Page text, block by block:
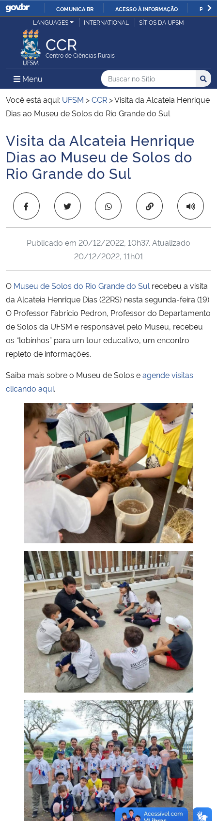
IR
COMUNICA BR ACESSO À INFORMAÇÃO
Ministério da Justiça e Segurança Pública
Ministério da Defesa
Ministério das Relações Exteriores
Ministério da Infraestrutura
Ministério da Agricultura, Pecuária e Abastecimento
Ministério da Educação
Ministério da Ciência, Tecnologia, Inovações e Comunicações
Ministério do Meio Ambiente
Ministério do Turismo
Ministério do Desenvolvimento Regional
Controladoria-Geral da União
Ministério da Mulher, da Família e dos Direitos Humanos
Secretaria-Geral
Secretaria de Governo
Gabinete de Segurança Institucional
Advocacia-Geral da União
Banco Central do Brasil
LANGUAGES INTERNATIONAL SÍTIOS DA UFSM
CCR
Centro de Ciências Rurais
Menu Menu Principal do Sítio
Busca
Buscar no no Sítio
Busca:
Você está aqui: UFSM >CCR >Visita da Alcateia Henrique
Dias ao Museu de Solos do Rio Grande do Sul
Início do conteúdo
Visita da Alcateia Henrique
Dias ao Museu de Solos do
Rio Grande do Sul
Copiar para área
Publicado em 20/12/2022, 10h37. Atualizado
20/12/2022, 11h01
O Museu de Solos do Rio Grande do Sul recebeu a visita
da Alcateia Henrique Dias (22RS) nesta segunda-feira (19).
O Professor Fabrício Pedron, Professor do Departamento
de Solos da UFSM e responsável pelo Museu, recebeu
os “lobinhos” para um tour educativo, um encontro
repleto de informações.
Saiba mais sobre o Museu de Solos eagende visitas
clicando aqui.